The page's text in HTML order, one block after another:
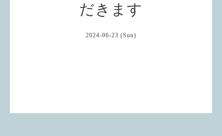
だきます
2024-06-23 (Sun)